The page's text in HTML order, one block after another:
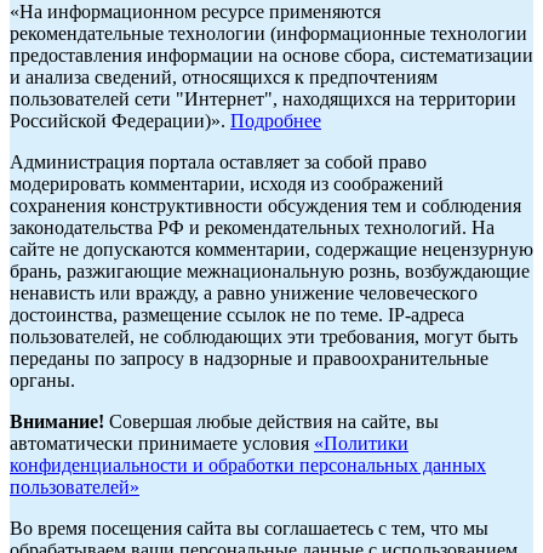
«На информационном ресурсе применяются
рекомендательные технологии (информационные технологии
предоставления информации на основе сбора, систематизации
и анализа сведений, относящихся к предпочтениям
пользователей сети "Интернет", находящихся на территории
Российской Федерации)». Подробнее
Администрация портала оставляет за собой право
модерировать комментарии, исходя из соображений
сохранения конструктивности обсуждения тем и соблюдения
законодательства РФ и рекомендательных технологий. На
сайте не допускаются комментарии, содержащие нецензурную
брань, разжигающие межнациональную рознь, возбуждающие
ненависть или вражду, а равно унижение человеческого
достоинства, размещение ссылок не по теме. IP-адреса
пользователей, не соблюдающих эти требования, могут быть
переданы по запросу в надзорные и правоохранительные
органы.
Внимание! Совершая любые действия на сайте, вы
автоматически принимаете условия «Политики
конфиденциальности и обработки персональных данных
пользователей»
Во время посещения сайта вы соглашаетесь с тем, что мы